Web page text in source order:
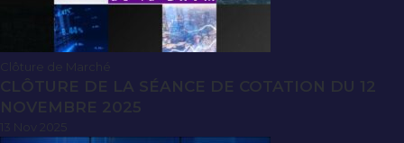
CLÔTURE DE LA SÉANCE DE COTATION DU 12
NOVEMBRE 2025